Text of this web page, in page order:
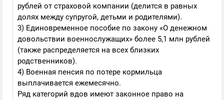
рублей от страховой компании (делится в равных
долях между супругой, детьми и родителями).
3) Единовременное пособие по закону «О денежном
довольствии военнослужащих» более 5,1 млн рублей
(также распределяется на всех близких
родственников).
4) Военная пенсия по потере кормильца
выплачивается ежемесячно.
Ряд категорий вдов имеют законное право на